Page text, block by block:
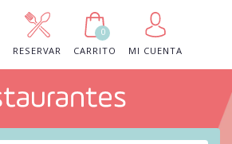
RESERVAR
0
CARRITO
MI CUENTA